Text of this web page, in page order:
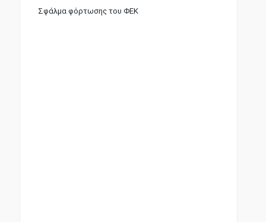
Σφάλμα φόρτωσης του ΦΕΚ